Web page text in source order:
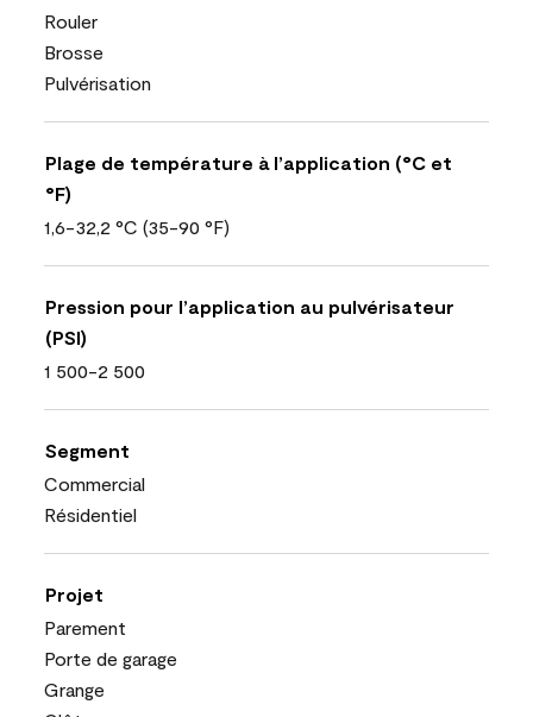
Rouler
Brosse
Pulvérisation
Plage de température à l’application (°C et
°F)
1,6-32,2 °C (35-90 °F)
Pression pour l’application au pulvérisateur
(PSI)
1 500-2 500
Segment
Commercial
Résidentiel
Projet
Parement
Porte de garage
Grange